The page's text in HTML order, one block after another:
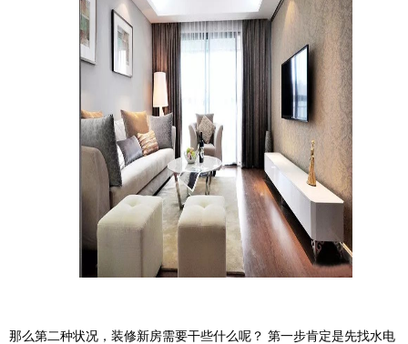
那么第二种状况，装修新房需要干些什么呢？ 第一步肯定是先找水电